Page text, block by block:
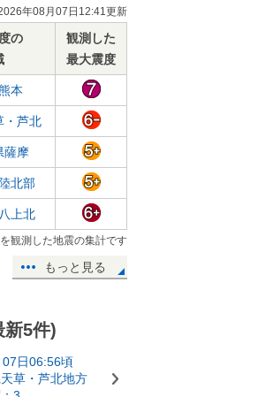
年08月07日12:41更新
の
観測した
最大震度
本
・芦北
薩摩
北部
上北
観測した地震の集計です
もっと見る
新5件)
日06:56頃
草・芦北地方